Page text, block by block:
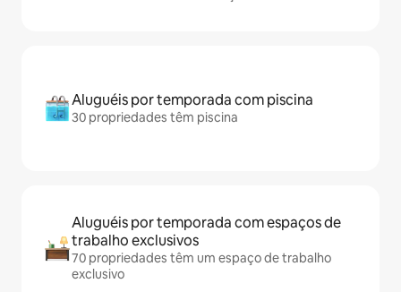
Aluguéis por temporada com piscina
30 propriedades têm piscina
Aluguéis por temporada com espaços de
trabalho exclusivos
70 propriedades têm um espaço de trabalho
exclusivo